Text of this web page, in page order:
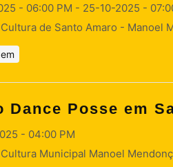
- 06:00 PM - 25-10-2025 -
de Santo Amaro - Manoel
Dance Posse em
- 04:00 PM
Municipal Manoel